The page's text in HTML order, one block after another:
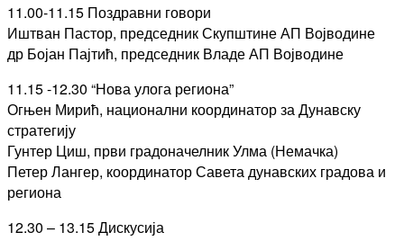
11.00-11.15 Поздравни говори
Иштван Пастор, председник Скупштине АП Војводине
др Бојан Пајтић, председник Владе АП Војводине
11.15 -12.30 “Нова улога региона”
Огњен Мирић, национални координатор за Дунавску
стратегију
Гунтер Циш, први градоначелник Улма (Немачка)
Петер Лангер, координатор Савета дунавских градова и
региона
12.30 – 13.15 Дискусија